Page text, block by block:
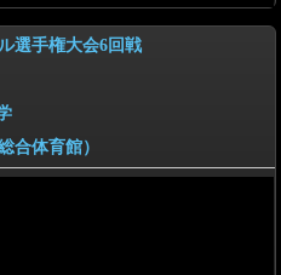
選手権大会6回戦
体育館）